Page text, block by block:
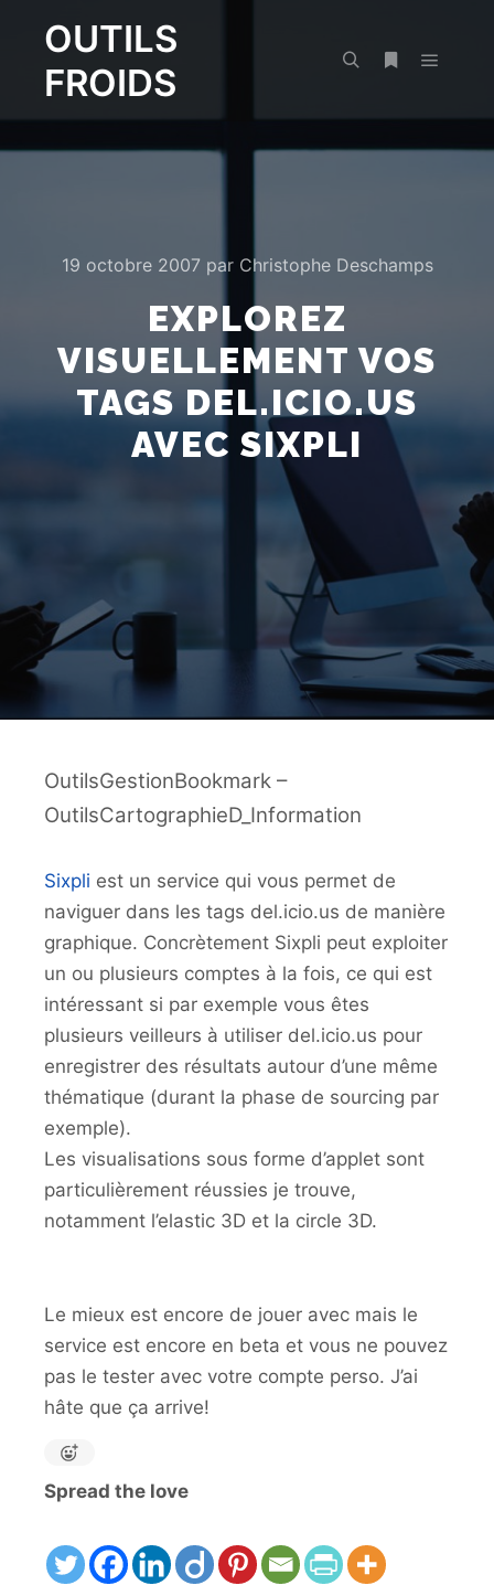
OUTILS
FROIDS
19 octobre 2007 par Christophe Deschamps
EXPLOREZ
VISUELLEMENT VOS
TAGS DEL.ICIO.US
AVEC SIXPLI
OutilsGestionBookmark –
OutilsCartographieD_Information
Sixpli est un service qui vous permet de
naviguer dans les tags del.icio.us de manière
graphique. Concrètement Sixpli peut exploiter
un ou plusieurs comptes à la fois, ce qui est
intéressant si par exemple vous êtes
plusieurs veilleurs à utiliser del.icio.us pour
enregistrer des résultats autour d’une même
thématique (durant la phase de sourcing par
exemple).
Les visualisations sous forme d’applet sont
particulièrement réussies je trouve,
notamment l’elastic 3D et la circle 3D.
Le mieux est encore de jouer avec mais le
service est encore en beta et vous ne pouvez
pas le tester avec votre compte perso. J’ai
hâte que ça arrive!
Spread the love